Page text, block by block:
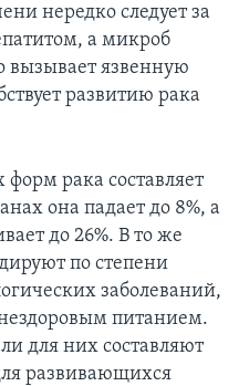
нередко следует за
а микроб
вызывает язвенную
развитию рака
форм рака составляет
она падает до 8%, а
до 26%. В то же
по степени
заболеваний,
питанием.
для них составляют
развивающихся